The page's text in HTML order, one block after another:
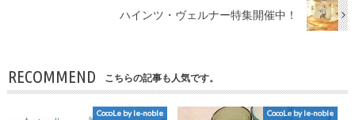
ハインツ・ヴェルナー特集開催中！
RECOMMEND こちらの記事も人気です。
CocoLe by le-noble CocoLe by le-noble